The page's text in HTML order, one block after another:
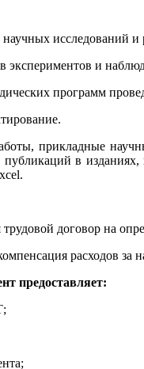
исследований
экспериментов и
программ
прикладные
публикаций в
договор на
расходов
предоставляет: